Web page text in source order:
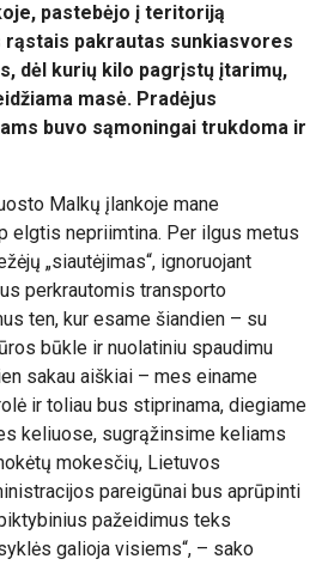
pastebėjo į teritoriją
rąstais pakrautas sunkiasvores
dėl kurių kilo pagrįstų įtarimų,
masė. Pradėjus
buvo sąmoningai trukdoma ir
Malkų įlankoje mane
elgtis nepriimtina. Per ilgus metus
„siautėjimas“, ignoruojant
perkrautomis transporto
ten, kur esame šiandien – su
būkle ir nuolatiniu spaudimu
sakau aiškiai – mes einame
ir toliau bus stiprinama, diegiame
keliuose, sugrąžinsime keliams
mokesčių, Lietuvos
pareigūnai bus aprūpinti
pažeidimus teks
galioja visiems“, – sako